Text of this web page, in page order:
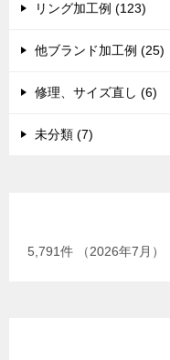
リング加工例 (123)
他ブランド加工例 (25)
修理、サイズ直し (6)
未分類 (7)
5,791件 （2026年7月）